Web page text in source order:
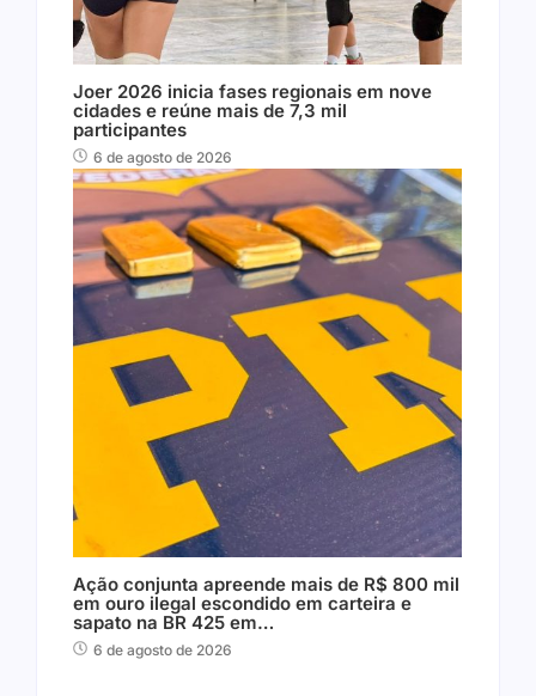
Joer 2026 inicia fases regionais em nove
cidades e reúne mais de 7,3 mil
participantes
6 de agosto de 2026
Ação conjunta apreende mais de R$ 800 mil
em ouro ilegal escondido em carteira e
sapato na BR 425 em…
6 de agosto de 2026